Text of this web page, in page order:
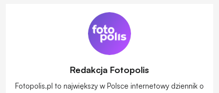
Redakcja Fotopolis
Fotopolis.pl to największy w Polsce internetowy dziennik o